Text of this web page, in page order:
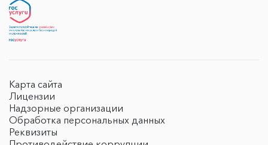
Карта сайта
Лицензии
Надзорные организации
Обработка персональных данных
Реквизиты